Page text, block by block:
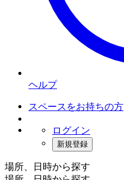
ヘルプ
スペースをお持ちの方
ログイン
新規登録
場所、日時から探す